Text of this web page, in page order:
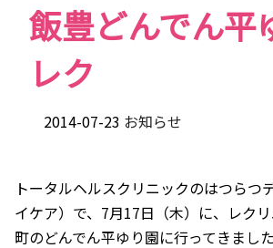
飯豊どんでん平
レク
2014-07-23 お知らせ
トータルヘルスクリニックのはつらつ
イケア）で、7月17日（木）に、レク
町のどんでん平ゆり園に行ってきました